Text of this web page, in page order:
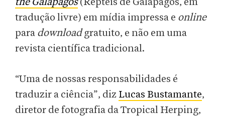
the Galápagos(Répteis de Galápagos, em
tradução livre) em mídia impressa e online
para download gratuito, e não em uma
revista científica tradicional.
“Uma de nossas responsabilidades é
traduzir a ciência”, diz Lucas Bustamante,
diretor de fotografia da Tropical Herping,